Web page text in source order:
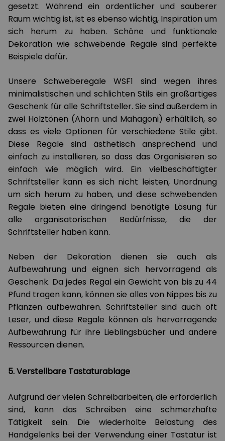
gesetzt. Während ein ordentlicher und sauberer
Raum wichtig ist, ist es ebenso wichtig, Inspiration um
sich herum zu haben. Schöne und funktionale
Dekoration wie schwebende Regale sind perfekte
Beispiele dafür.
Unsere Schweberegale WSF1 sind wegen ihres
minimalistischen und schlichten Stils ein großartiges
Geschenk für alle Schriftsteller. Sie sind außerdem in
zwei Holztönen (Ahorn und Mahagoni) erhältlich, so
dass es viele Optionen für verschiedene Stile gibt.
Diese Regale sind ästhetisch ansprechend und
einfach zu installieren, so dass das Organisieren so
einfach wie möglich wird. Ein vielbeschäftigter
Schriftsteller kann es sich nicht leisten, Unordnung
um sich herum zu haben, und diese schwebenden
Regale bieten eine dringend benötigte Lösung für
alle organisatorischen Bedürfnisse, die der
Schriftsteller haben kann.
Neben der Dekoration dienen sie auch als
Aufbewahrung und eignen sich hervorragend als
Geschenk. Da jedes Regal ein Gewicht von bis zu 44
Pfund tragen kann, können sie alles von Nippes bis zu
Pflanzen aufbewahren. Schriftsteller sind auch oft
Leser, und diese Regale können als hervorragende
Aufbewahrung für ihre Lieblingsbücher und andere
Ressourcen dienen.
5. Verstellbare Tastaturablage
Aufgrund der vielen Schreibarbeiten, die erforderlich
sind, kann das Schreiben eine schmerzhafte
Tätigkeit sein. Die wiederholte Belastung des
Handgelenks bei der Verwendung einer Tastatur ist